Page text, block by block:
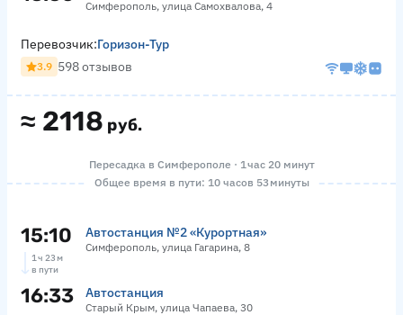
Симферополь, улица Самохвалова, 4
≈ 2118 руб.
Перевозчик:Горизон-Тур
3.9 598 отзывов
Пересадка в Симферополе · 1 час 20 минут
Общее время в пути: 10 часов 53 минуты
15:10 Автостанция №2 «Курортная»
Симферополь, улица Гагарина, 8
1 ч 23 м
в пути
16:33 Автостанция
Старый Крым, улица Чапаева, 30